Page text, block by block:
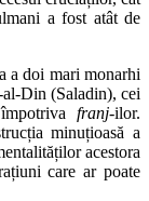
a fost atât de
a doi mari monarhi
Din (Saladin), cei
franj-ilor.
minuțioasă a
acestora
care ar poate